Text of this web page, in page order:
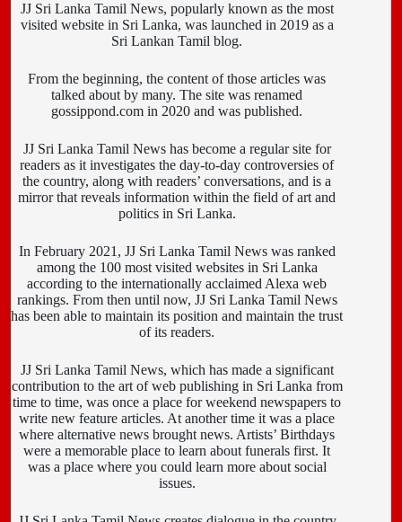
JJ Sri Lanka Tamil News, popularly known as the most
visited website in Sri Lanka, was launched in 2019 as a
Sri Lankan Tamil blog.
From the beginning, the content of those articles was
talked about by many. The site was renamed
gossippond.com in 2020 and was published.
JJ Sri Lanka Tamil News has become a regular site for
readers as it investigates the day-to-day controversies of
the country, along with readers’ conversations, and is a
mirror that reveals information within the field of art and
politics in Sri Lanka.
In February 2021, JJ Sri Lanka Tamil News was ranked
among the 100 most visited websites in Sri Lanka
according to the internationally acclaimed Alexa web
rankings. From then until now, JJ Sri Lanka Tamil News
has been able to maintain its position and maintain the trust
of its readers.
JJ Sri Lanka Tamil News, which has made a significant
contribution to the art of web publishing in Sri Lanka from
time to time, was once a place for weekend newspapers to
write new feature articles. At another time it was a place
where alternative news brought news. Artists’ Birthdays
were a memorable place to learn about funerals first. It
was a place where you could learn more about social
issues.